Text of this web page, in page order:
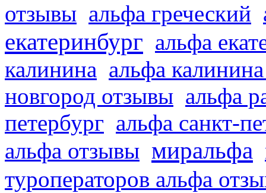
отзывы альфа греческий
екатеринбург альфа
калинина альфа
новгород отзывы альфа
петербург альфа санкт-
альфа отзывы миральфа
туроператоров альфа